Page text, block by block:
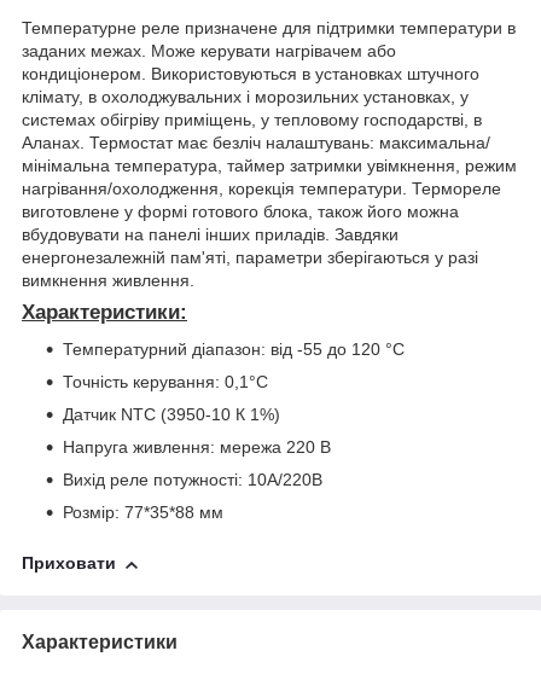
Температурне реле призначене для підтримки температури в
заданих межах. Може керувати нагрівачем або
кондиціонером. Використовуються в установках штучного
клімату, в охолоджувальних і морозильних установках, у
системах обігріву приміщень, у тепловому господарстві, в
Аланах. Термостат має безліч налаштувань: максимальна/
мінімальна температура, таймер затримки увімкнення, режим
нагрівання/охолодження, корекція температури. Термореле
виготовлене у формі готового блока, також його можна
вбудовувати на панелі інших приладів. Завдяки
енергонезалежній пам'яті, параметри зберігаються у разі
вимкнення живлення.
Характеристики:
Температурний діапазон: від -55 до 120 °C
Точність керування: 0,1°C
Датчик NTC (3950-10 К 1%)
Напруга живлення: мережа 220 В
Вихід реле потужності: 10A/220В
Розмір: 77*35*88 мм
Приховати
Характеристики